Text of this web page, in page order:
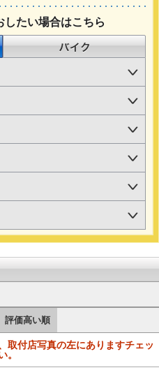
たい場合はこちら
評価高い順
取付店写真の左にありますチェッ
。